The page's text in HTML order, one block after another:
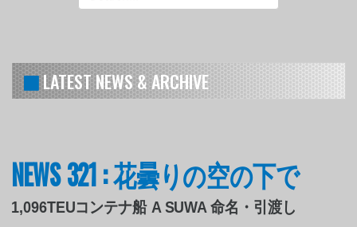
LATEST NEWS & ARCHIVE
NEWS 321 : 花曇りの空の下で
1,096TEUコンテナ船 A SUWA 命名・引渡し